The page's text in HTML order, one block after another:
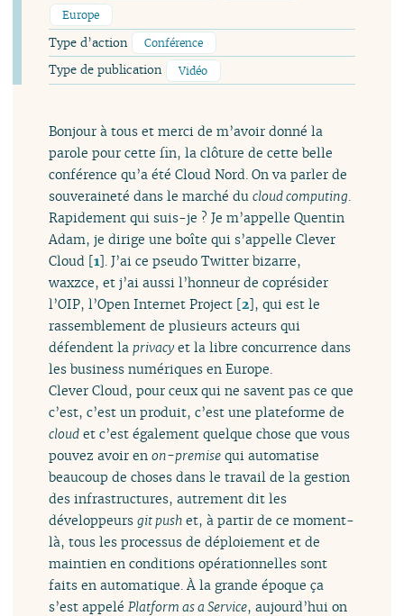
Europe
Type d’action Conférence
Type de publication Vidéo
Bonjour à tous et merci de m’avoir donné la
parole pour cette fin, la clôture de cette belle
conférence qu’a été Cloud Nord. On va parler de
souveraineté dans le marché ducloud computing.
Rapidement qui suis-je ? Je m’appelle Quentin
Adam, je dirige une boîte qui s’appelle Clever
Cloud [1]. J’ai ce pseudo Twitter bizarre,
waxzce, et j’ai aussi l’honneur de coprésider
l’OIP, l’Open Internet Project [2], qui est le
rassemblement de plusieurs acteurs qui
défendent la privacy et la libre concurrence dans
les business numériques en Europe.
Clever Cloud, pour ceux qui ne savent pas ce que
c’est, c’est un produit, c’est une plateforme de
cloud et c’est également quelque chose que vous
pouvez avoir enon-premise qui automatise
beaucoup de choses dans le travail de la gestion
des infrastructures, autrement dit les
développeursgit push et, à partir de ce moment-
là, tous les processus de déploiement et de
maintien en conditions opérationnelles sont
faits en automatique. À la grande époque ça
s’est appeléPlatform as a Service, aujourd’hui on